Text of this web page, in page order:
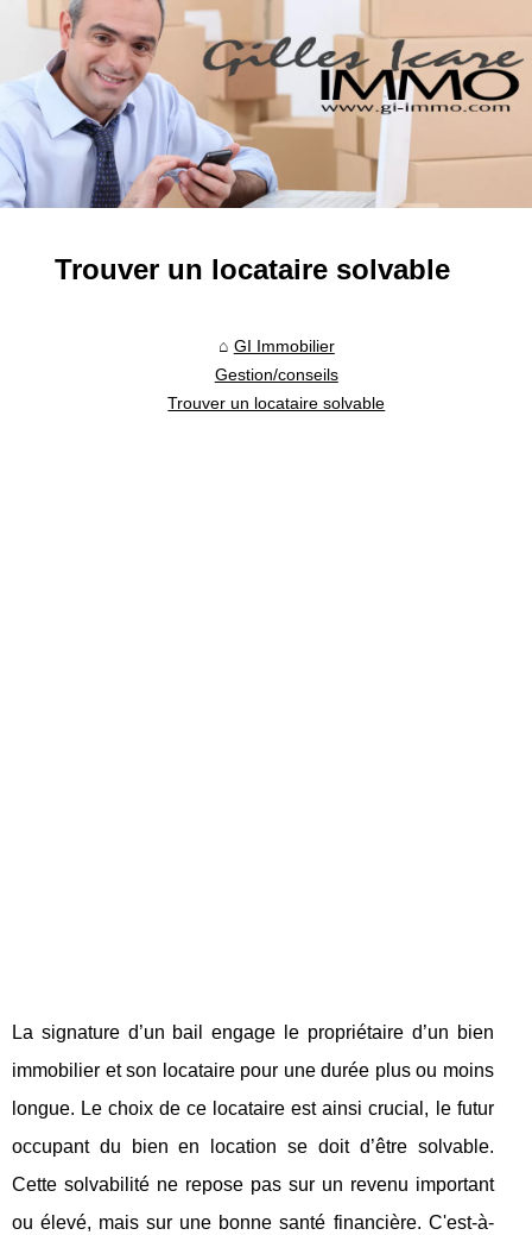
Trouver un locataire solvable
GI Immobilier
Gestion/conseils
Trouver un locataire solvable
La signature d’un bail engage le propriétaire d’un bien
immobilier et son locataire pour une durée plus ou moins
longue. Le choix de ce locataire est ainsi crucial, le futur
occupant du bien en location se doit d’être solvable.
Cette solvabilité ne repose pas sur un revenu important
ou élevé, mais sur une bonne santé financière. C'est-à-